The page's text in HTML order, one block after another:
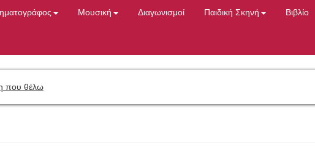
Μουσική Διαγωνισμοί Παιδική Σκηνή Βιβλίο
που θέλω